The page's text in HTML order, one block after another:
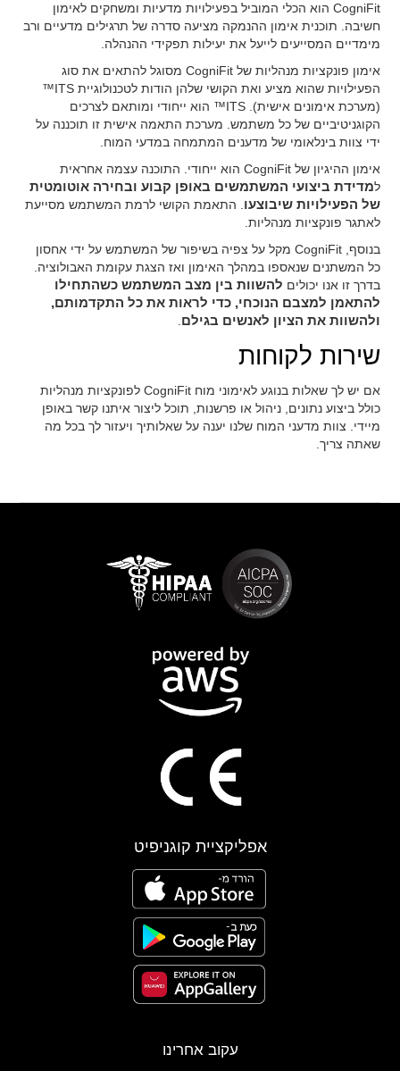
CogniFit הוא הכלי המוביל בפעילויות מדעיות ומשחקים לאימון
חשיבה. תוכנית אימון ההנמקה מציעה סדרה של תרגילים מדעיים ורב
מימדיים המסייעים לייעל את יעילות תפקידי ההנהלה.
אימון פונקציות מנהליות של CogniFit מסוגל להתאים את סוג
הפעילויות שהוא מציע ואת הקושי שלהן הודות לטכנולוגיית ITS™
(מערכת אימונים אישית). ITS™ הוא ייחודי ומותאם לצרכים
הקוגניטיביים של כל משתמש. מערכת התאמה אישית זו תוכננה על
ידי צוות בינלאומי של מדענים המתמחה במדעי המוח.
אימון ההיגיון של CogniFit הוא ייחודי. התוכנה עצמה אחראית
למדידת ביצועי המשתמשים באופן קבוע ובחירה אוטומטית
של הפעילויות שיבוצעו. התאמת הקושי לרמת המשתמש מסייעת
לאתגר פונקציות מנהליות.
בנוסף, CogniFit מקל על צפיה בשיפור של המשתמש על ידי אחסון
כל המשתנים שנאספו במהלך האימון ואז הצגת עקומת האבולוציה.
בדרך זו אנו יכולים להשוות בין מצב המשתמש כשהתחילו
להתאמן למצבם הנוכחי, כדי לראות את כל התקדמותם,
ולהשוות את הציון לאנשים בגילם.
שירות לקוחות
אם יש לך שאלות בנוגע לאימוני מוח CogniFit לפונקציות מנהליות
כולל ביצוע נתונים, ניהול או פרשנות, תוכל ליצור איתנו קשר באופן
מיידי. צוות מדעני המוח שלנו יענה על שאלותיך ויעזור לך בכל מה
שאתה צריך.
אפליקציית קוגניפיט
עקוב אחרינו